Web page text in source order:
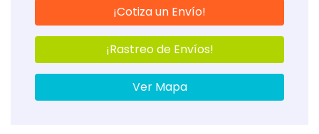
¡Cotiza un Envío!
¡Rastreo de Envíos!
Ver Mapa